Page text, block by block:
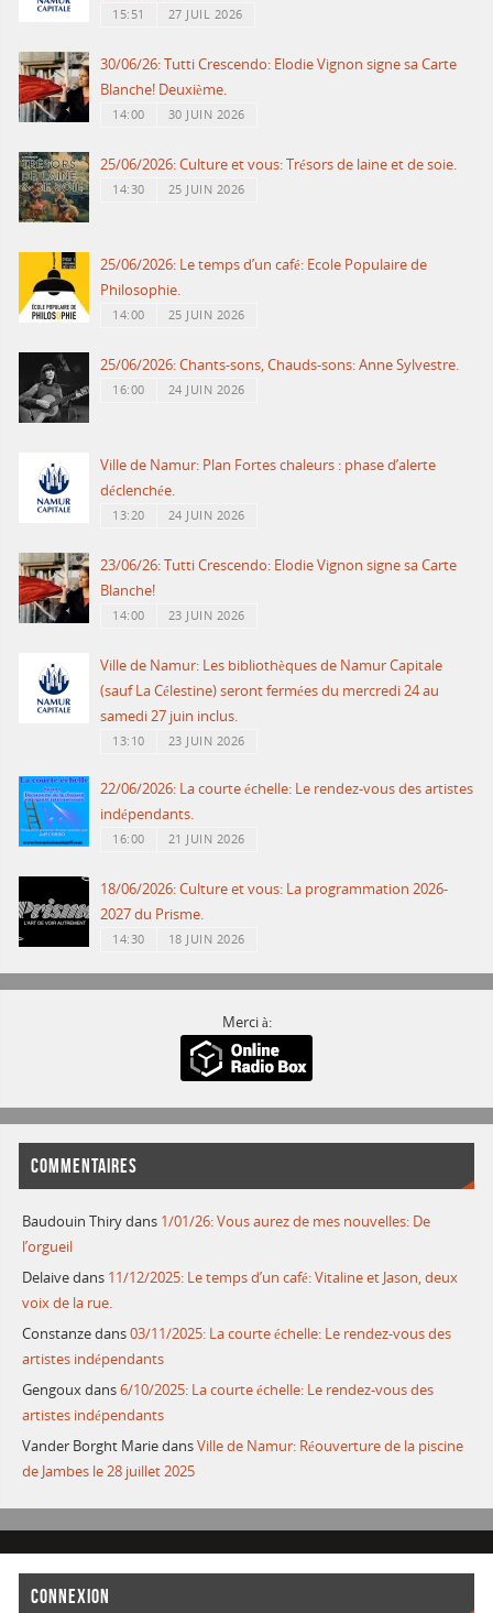
15:51 27 JUIL 2026
30/06/26: Tutti Crescendo: Elodie Vignon signe sa Carte
Blanche! Deuxième.
14:00 30 JUIN 2026
25/06/2026: Culture et vous: Trésors de laine et de soie.
14:30 25 JUIN 2026
25/06/2026: Le temps d’un café: Ecole Populaire de
Philosophie.
14:00 25 JUIN 2026
25/06/2026: Chants-sons, Chauds-sons: Anne Sylvestre.
16:00 24 JUIN 2026
Ville de Namur: Plan Fortes chaleurs : phase d’alerte
déclenchée.
13:20 24 JUIN 2026
23/06/26: Tutti Crescendo: Elodie Vignon signe sa Carte
Blanche!
14:00 23 JUIN 2026
Ville de Namur: Les bibliothèques de Namur Capitale
(sauf La Célestine) seront fermées du mercredi 24 au
samedi 27 juin inclus.
13:10 23 JUIN 2026
22/06/2026: La courte échelle: Le rendez-vous des artistes
indépendants.
16:00 21 JUIN 2026
18/06/2026: Culture et vous: La programmation 2026-
2027 du Prisme.
14:30 18 JUIN 2026
Merci à:
COMMENTAIRES
Baudouin Thirydans 1/01/26: Vous aurez de mes nouvelles: De
l’orgueil
Delaivedans 11/12/2025: Le temps d’un café: Vitaline et Jason, deux
voix de la rue.
Constanzedans03/11/2025: La courte échelle: Le rendez-vous des
artistes indépendants
Gengouxdans6/10/2025: La courte échelle: Le rendez-vous des
artistes indépendants
Vander Borght MariedansVille de Namur: Réouverture de la piscine
de Jambes le 28 juillet 2025
CONNEXION